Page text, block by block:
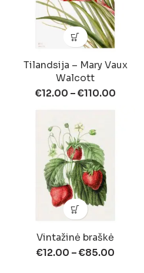
Tilandsija – Mary Vaux
Walcott
€12.00 –€110.00
Vintažinė braškė
€12.00 –€85.00